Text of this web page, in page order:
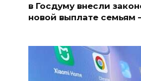
в Госдуму внесли
новой выплате семьям